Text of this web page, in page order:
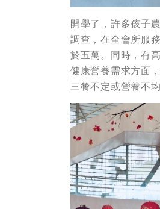
開學了，許多孩子
調查，在全會所服
於五萬。同時，有
健康營養需求方面
三餐不定或營養不